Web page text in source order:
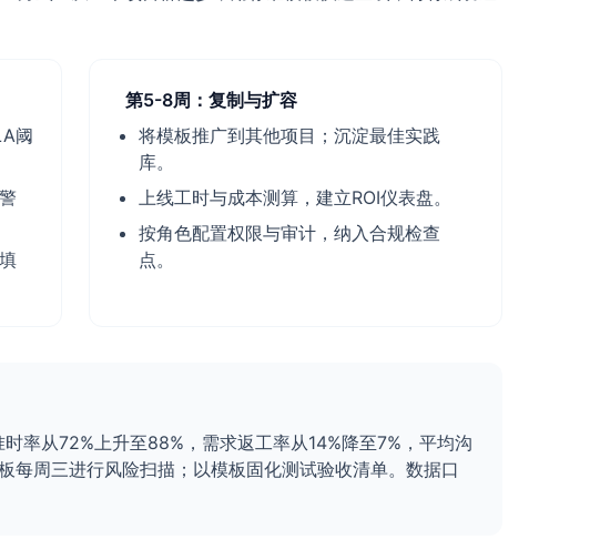
阈
第5-8周：复制与扩容
将模板推广到其他项目；沉淀最佳实践
库。
上线工时与成本测算，建立ROI仪表盘。
按角色配置权限与审计，纳入合规检查
点。
率从72%上升至88%，需求返工率从14%降至7%，平均沟
每周三进行风险扫描；以模板固化测试验收清单。数据口